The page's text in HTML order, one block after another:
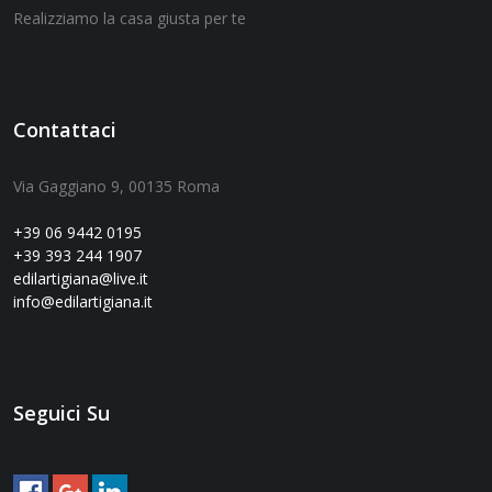
Realizziamo la casa giusta per te
Contattaci
Via Gaggiano 9, 00135 Roma
+39 06 9442 0195
+39 393 244 1907
edilartigiana@live.it
info@edilartigiana.it
Seguici Su